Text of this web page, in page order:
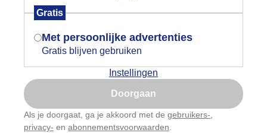
Gratis
Met persoonlijke advertenties
Gratis blijven gebruiken
Instellingen
Doorgaan
Als je doorgaat, ga je akkoord met de gebruikers-
privacy- en abonnementsvoorwaarden
landen in Azië
Filipijnen
Maleisië
Rusland
Indien je hier nog geen akkoord op hebt
gegeven, verschijnt er zo een pop-up uit
je browser waarin deze toestemming
gevraagd wordt.
Is goed, toon de popup
Nu niet, misschien later
Gebruik je Safari en wil je niet elke dag deze pop-up